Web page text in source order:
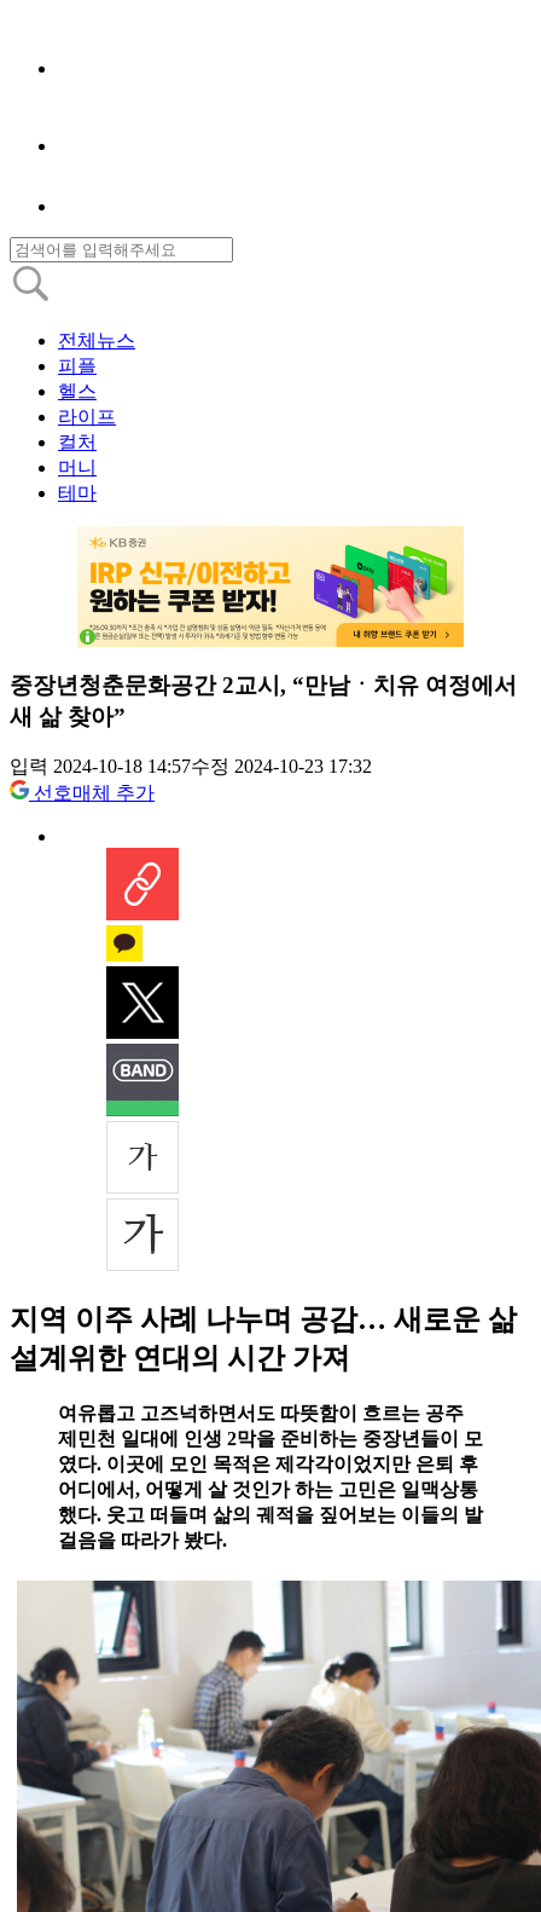
전체뉴스
피플
헬스
라이프
컬처
머니
테마
중장년청춘문화공간 2교시, “만남ㆍ치유 여정에서
새 삶 찾아”
입력 2024-10-18 14:57수정 2024-10-23 17:32
선호매체 추가
지역 이주 사례 나누며 공감… 새로운 삶
설계위한 연대의 시간 가져
여유롭고 고즈넉하면서도 따뜻함이 흐르는 공주
제민천 일대에 인생 2막을 준비하는 중장년들이 모
였다. 이곳에 모인 목적은 제각각이었지만 은퇴 후
어디에서, 어떻게 살 것인가 하는 고민은 일맥상통
했다. 웃고 떠들며 삶의 궤적을 짚어보는 이들의 발
걸음을 따라가 봤다.